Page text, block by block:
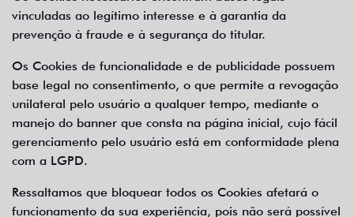
vinculadas ao legítimo interesse e à garantia da
prevenção à fraude e à segurança do titular.
Os Cookies de funcionalidade e de publicidade possuem
base legal no consentimento, o que permite a revogação
unilateral pelo usuário a qualquer tempo, mediante o
manejo do banner que consta na página inicial, cujo fácil
gerenciamento pelo usuário está em conformidade plena
com a LGPD.
Ressaltamos que bloquear todos os Cookies afetará o
funcionamento da sua experiência, pois não será possível